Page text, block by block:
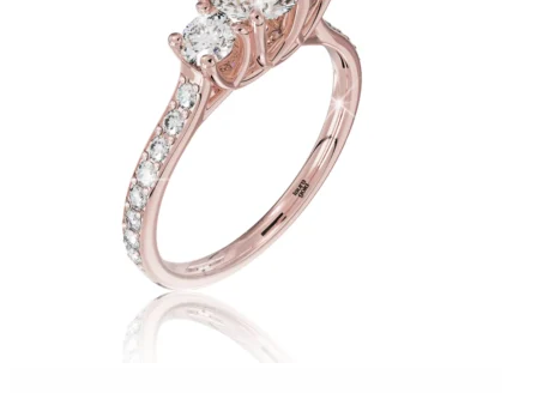
Twist Elegance
Zásnubné prstne z kolekcie Twist Elegance.